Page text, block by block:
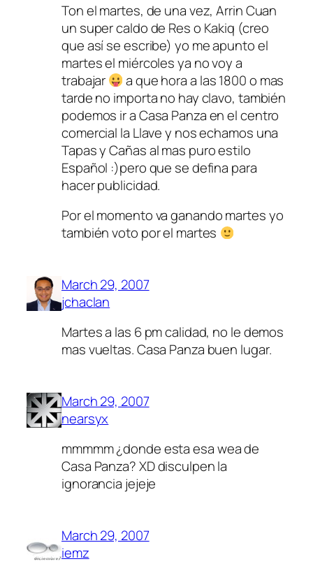
Ton el martes, de una vez, Arrin Cuan
un super caldo de Res o Kakiq (creo
que así se escribe) yo me apunto el
martes el miércoles ya no voy a
trabajar
a que hora a las 1800 o mas
tarde no importa no hay clavo, también
podemos ir a Casa Panza en el centro
comercial la Llave y nos echamos una
Tapas y Cañas al mas puro estilo
Español :)pero que se defina para
hacer publicidad.
Por el momento va ganando martes yo
también voto por el martes
March 29, 2007
jchaclan
Martes a las 6 pm calidad, no le demos
mas vueltas. Casa Panza buen lugar.
March 29, 2007
nearsyx
mmmmm ¿donde esta esa wea de
Casa Panza? XD disculpen la
ignorancia jejeje
March 29, 2007
iemz